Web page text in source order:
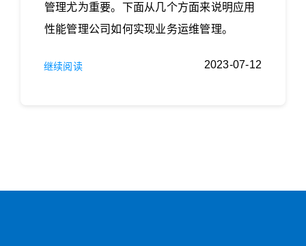
管理尤为重要。下面从几个方面来说明应用
性能管理公司如何实现业务运维管理。
2023-07-12
继续阅读